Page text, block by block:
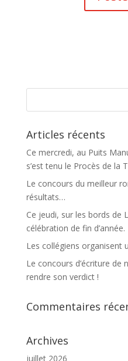
Articles récents
Ce mercredi, au Puits
s’est tenu le Procès de la
Le concours du meilleur
résultats…
Ce jeudi, sur les bords de
célébration de fin d’année.
Les collégiens
Le concours d’écriture de
rendre son verdict !
Commentaires
Archives
juillet 2026